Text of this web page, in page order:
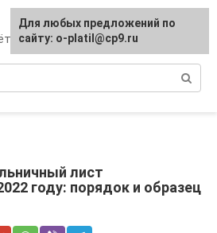
лист
году: порядок и образец
Для любых предложений по
сайту: o-platil@cp9.ru